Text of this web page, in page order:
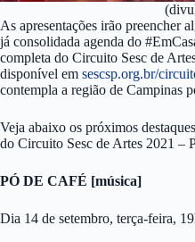
As apresentações irão preencher
já consolidada agenda do
completa do Circuito Sesc de
disponível em sescsp.org.br/
contempla a região de Campinas
Veja abaixo os próximos
do Circuito Sesc de Artes 2021 –
PÓ DE CAFÉ [música]
Dia 14 de setembro, terça-feira,